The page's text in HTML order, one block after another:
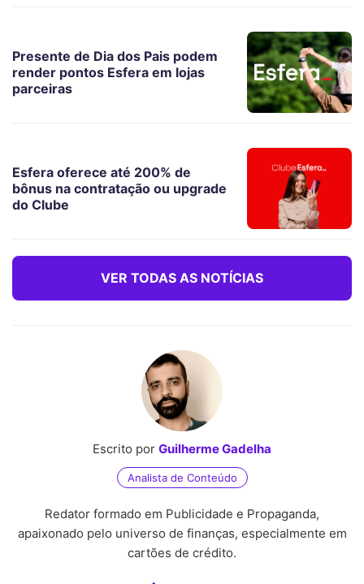
Presente de Dia dos Pais podem
render pontos Esfera em lojas
parceiras
Esfera oferece até 200% de
bônus na contratação ou upgrade
do Clube
VER TODAS AS NOTÍCIAS
Escrito por Guilherme Gadelha
Analista de Conteúdo
Redator formado em Publicidade e Propaganda,
apaixonado pelo universo de finanças, especialmente em
cartões de crédito.